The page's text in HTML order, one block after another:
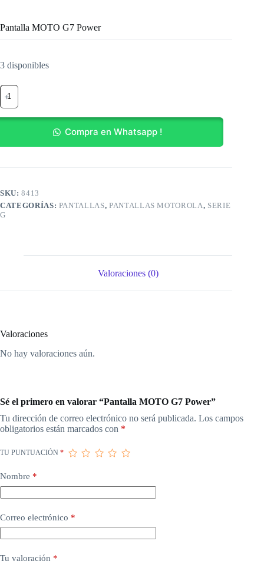
Pantalla MOTO G7 Power
3 disponibles
Pantalla
MOTO
G7
Power
Compra en Whatsapp !
SKU:8413
CATEGORÍAS: PANTALLAS, PANTALLAS MOTOROLA, SERIE
G
Valoraciones (0)
Valoraciones
No hay valoraciones aún.
Sé el primero en valorar “Pantalla MOTO G7 Power”
Tu dirección de correo electrónico no será publicada. Los campos
obligatorios están marcados con *
TU PUNTUACIÓN *
Nombre *
Correo electrónico *
Tu valoración *